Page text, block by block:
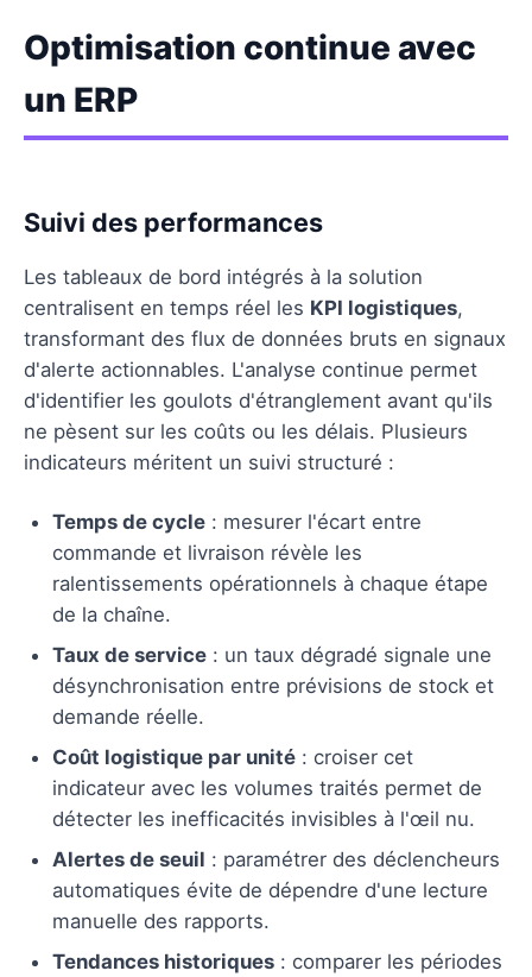
Optimisation continue avec
un ERP
Suivi des performances
Les tableaux de bord intégrés à la solution
centralisent en temps réel les KPI logistiques,
transformant des flux de données bruts en signaux
d'alerte actionnables. L'analyse continue permet
d'identifier les goulots d'étranglement avant qu'ils
ne pèsent sur les coûts ou les délais. Plusieurs
indicateurs méritent un suivi structuré :
Temps de cycle : mesurer l'écart entre
commande et livraison révèle les
ralentissements opérationnels à chaque étape
de la chaîne.
Taux de service : un taux dégradé signale une
désynchronisation entre prévisions de stock et
demande réelle.
Coût logistique par unité : croiser cet
indicateur avec les volumes traités permet de
détecter les inefficacités invisibles à l'œil nu.
Alertes de seuil : paramétrer des déclencheurs
automatiques évite de dépendre d'une lecture
manuelle des rapports.
Tendances historiques : comparer les périodes